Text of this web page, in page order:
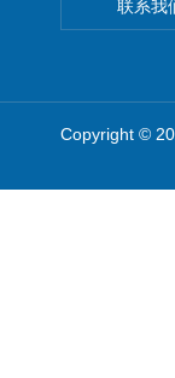
联系我
Copyright ©